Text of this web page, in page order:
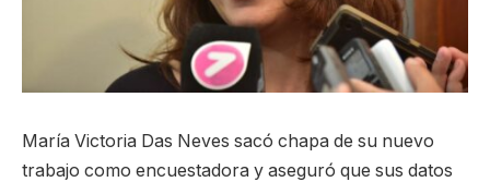
María Victoria Das Neves sacó chapa de su nuevo
trabajo como encuestadora y aseguró que sus datos